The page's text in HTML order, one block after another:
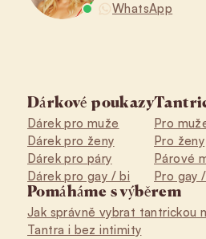
WhatsApp
Dárkové poukazy
Dárek pro muže
Dárek pro ženy
Dárek pro páry
Dárek pro gay / bi
Pro
Pro ženy
Párové
Pro gay
Pomáháme s výběrem
Jak správně vybrat tantrickou
Tantra i bez intimity